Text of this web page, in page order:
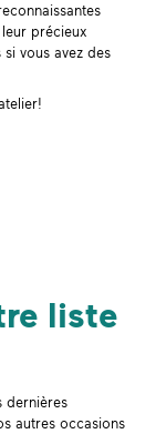
précieux
vous avez des
liste
dernières
autres occasions